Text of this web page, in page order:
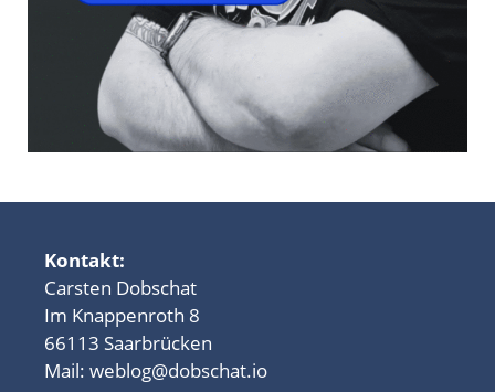
Kontakt:
Carsten Dobschat
Im Knappenroth 8
66113 Saarbrücken
Mail: weblog@dobschat.io